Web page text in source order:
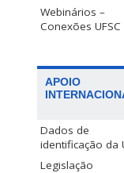
Webinários –
Conexões UFSC
APOIO
Dados de
identificação da
Legislação